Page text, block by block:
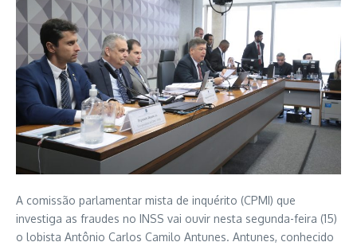
A comissão parlamentar mista de inquérito (CPMI) que
investiga as fraudes no INSS vai ouvir nesta segunda-feira (15)
o lobista Antônio Carlos Camilo Antunes. Antunes, conhecido